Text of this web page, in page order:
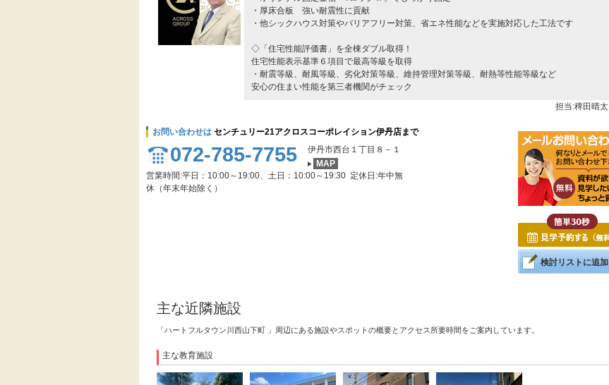
・厚床合板 強い耐震性に貢献
・他シックハウス対策やバリアフリー対策、省エネ性能などを実施対応した工法です
◇「住宅性能評価書」を全棟ダブル取得！
住宅性能表示基準６項目で最高等級を取得
・耐震等級、耐風等級、劣化対策等級、維持管理対策等級、耐熱等性能等級など
安心の住まい性能を第三者機関がチェック
担当:稗田晴太
お問い合わせは センチュリー21アクロスコーポレイション伊丹店まで
072-785-7755
伊丹市西台１丁目８－１
MAP
営業時間:平日：10:00～19:00、土日：10:00～19:30 定休日:年中無
休（年末年始除く）
検討リストに追加
主な近隣施設
「ハートフルタウン川西山下町 」周辺にある施設やスポットの概要とアクセス所要時間をご案内しています。
主な教育施設